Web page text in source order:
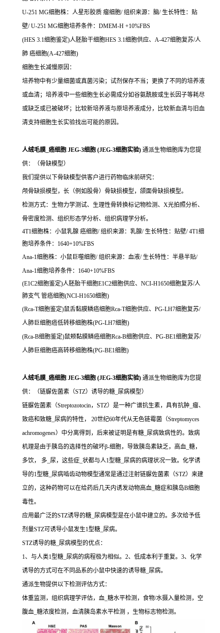
U-251 MG细胞株：人星形胶质 瘤细胞/ 组织来源：脑/ 生长特性：贴
壁/ U-251 MG细胞培养条件：DMEM-H +10%FBS
(HES 3.1细胞鉴定)人胚胎干细胞HES 3.1细胞供应、A-427细胞复苏/人
肺 癌细胞(A-427细胞)
细胞生长减慢原因：
培养物中有少量细菌或真菌污染；试剂保存不当；更换了不同的培养液
或血清；培养液中一些细胞生长必需成分如谷氨酰胺或生长因子等耗尽
或缺乏或已被破坏；比较新培养液与原培养液成分，比较新血清与旧血
清支持细胞生长实验找出可能的原因。
人绒毛膜_癌细胞 JEG-3细胞 (JEG-3细胞实验) 通派生物细胞库为您提
供：（骨缺模型）
我们提供以下骨缺模型供客户进行药物临床前研究：
颅骨缺损模型，长（例如股骨）骨缺损模型，颌面骨缺损模型。
检测方式：生物力学测试、生理性骨转换标记物检测、X光拍照分析、
骨密度检测、组织形态学分析、组织病理学分析。
4T1细胞株：小鼠乳腺 癌细胞/ 组织来源：乳腺/ 生长特性：贴壁/ 4T1细
胞培养条件：1640+10%FBS
Ana-1细胞株：小鼠巨噬细胞/ 组织来源：血液/ 生长特性：半悬半贴/
Ana-1细胞培养条件：1640+10%FBS
(E1C2细胞鉴定)人胚胎干细胞E1C2细胞供应、NCI-H1650细胞复苏/人
肺支气 管癌细胞(NCI-H1650细胞)
(Rca-T细胞鉴定)鼠舌黏膜鳞癌细胞Rca-T细胞供应、PG-LH7细胞复苏/
人肺巨细胞癌低转移细胞株(PG-LH7细胞)
(Rca-B细胞鉴定)鼠颊黏膜鳞癌细胞Rca-B细胞供应、PG-BE1细胞复苏/
人肺巨细胞癌高转移细胞株(PG-BE1细胞)
人绒毛膜_癌细胞 JEG-3细胞 (JEG-3细胞实验) 通派生物细胞库为您提
供：（链脲佐菌素（STZ）诱导的糖_尿病模型）
链脲佐菌素（Streptozotocin，STZ）是一种广谱抗生素，具有抗肿_瘤、
致癌和致糖_尿病的特性， 20世纪60年代从无色链霉菌（Streptomyces
achromogenes）中分离得到，后来被证明是有糖_尿病致病性的。致病
机理是由于胰岛的选择性的破坏β-细胞，导致胰岛素缺乏，高血_糖，
多饮， 多_尿，这些症_状都与人1型糖_尿病的病理状况一致。化学诱
导的1型糖_尿病啮齿动物模型通常是通过注射链脲佐菌素（STZ）来建
立的，这种药物可以在给药后几天内诱发动物高血_糖症和胰岛B细胞
毒性。
应用最广泛的STZ诱导的糖_尿病模型是在小鼠中建立的。多次给予低
剂量STZ可诱导小鼠发生1型糖_尿病。
STZ诱导的糖_尿病模型的优点：
1、与人类1型糖_尿病的病程极为相似。2、低成本利于重复。3、化学
诱导的方式可在不同品系的小鼠中快速的诱导糖_尿病。
通派生物提供以下检测评估方式：
体重监测，组织病理学评估，血_糖水平检测，食物/水摄入量检测，空
腹血_糖浓度检测，血清胰岛素水平检测 ，生物标志物检测。